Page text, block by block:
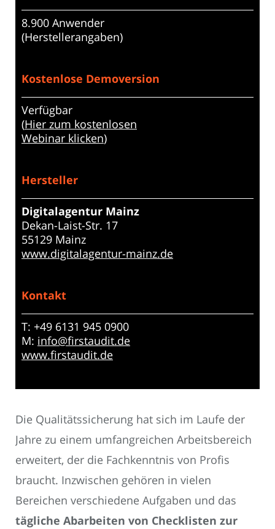
8.900 Anwender
(Herstellerangaben)
Kostenlose Demoversion
Verfügbar
(Hier zum kostenlosen
Webinar klicken)
Hersteller
Digitalagentur Mainz
Dekan-Laist-Str. 17
55129 Mainz
www.digitalagentur-mainz.de
Kontakt
T: +49 6131 945 0900
M: info@firstaudit.de
www.firstaudit.de
Die Qualitätssicherung hat sich im Laufe der
Jahre zu einem umfangreichen Arbeitsbereich
erweitert, der die Fachkenntnis von Profis
braucht. Inzwischen gehören in vielen
Bereichen verschiedene Aufgaben und das
tägliche Abarbeiten von Checklisten zur